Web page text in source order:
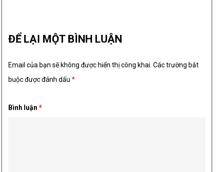
ĐỂ LẠI MỘT BÌNH LUẬN
Email của bạn sẽ không được hiển thị công khai. Các trường bắt
buộc được đánh dấu*
Bình luận*